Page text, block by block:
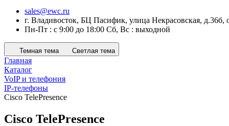
sales@ewc.ru
г. Владивосток, БЦ Пасифик, улица Некрасовская, д.36б,
Пн-Пт : с 9:00 до 18:00 Сб, Вс : выходной
Темная тема Светлая тема
Главная
Каталог
VoIP и телефония
IP-телефоны
Cisco TelePresence
Cisco TelePresence